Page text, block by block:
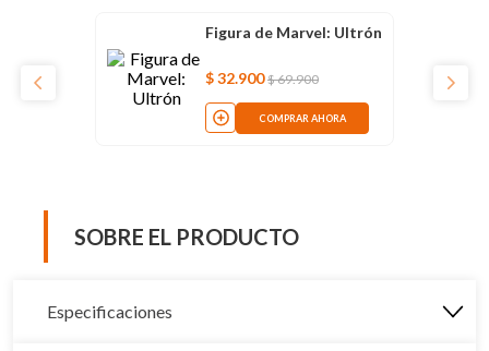
Figura de Marvel: Ultrón
$32.900 $69.900
COMPRAR AHORA
SOBRE EL PRODUCTO
Especificaciones